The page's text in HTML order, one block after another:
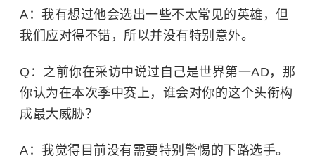
A：我有想过他会选出一些不太常见的英雄，但
我们应对得不错，所以并没有特别意外。
Q：之前你在采访中说过自己是世界第一AD，那
你认为在本次季中赛上，谁会对你的这个头衔构
成最大威胁？
A：我觉得目前没有需要特别警惕的下路选手。